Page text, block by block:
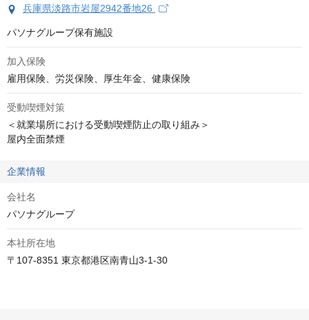
兵庫県淡路市岩屋2942番地26
パソナグループ保有施設
加入保険
雇用保険、労災保険、厚生年金、健康保険
受動喫煙対策
＜就業場所における受動喫煙防止の取り組み＞
屋内全面禁煙
企業情報
会社名
パソナグループ
本社所在地
〒107-8351 東京都港区南青山3-1-30